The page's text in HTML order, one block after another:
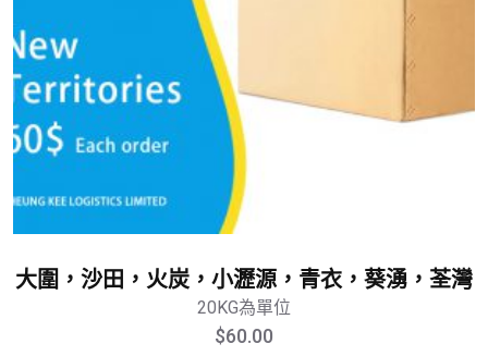
大圍，沙田，火炭，小瀝源，青衣，葵湧，荃灣
20KG為單位
$60.00